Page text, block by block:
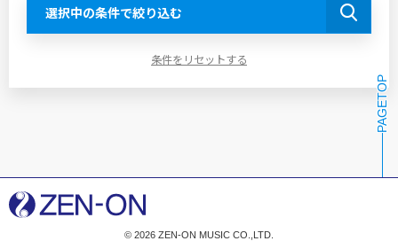
選択中の条件で絞り込む
条件をリセットする
PAGETOP
© 2026 ZEN-ON MUSIC CO.,LTD.